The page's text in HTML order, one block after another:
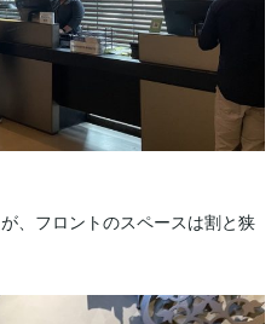
、フロントのスペースは割と狭